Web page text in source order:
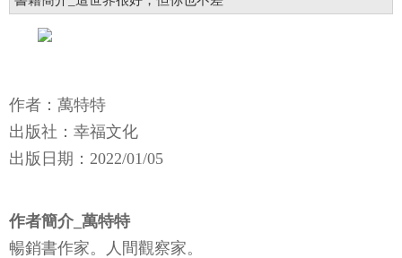
作者：萬特特
出版社：幸福文化
出版日期：2022/01/05
作者簡介_萬特特
暢銷書作家。人間觀察家。